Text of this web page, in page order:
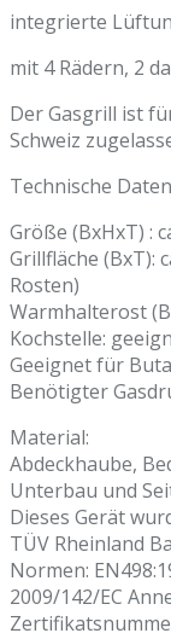
integrierte
mit 4 Rädern, 2
Der Gasgrill ist
Schweiz
Technische
Größe (BxHxT) :
Grillfläche (BxT):
Rosten)
Warmhalterost
Kochstelle:
Geeignet für
Benötigter
Material:
Abdeckhaube,
Unterbau und
Dieses Gerät
TÜV Rheinland
Normen:
2009/142/EC